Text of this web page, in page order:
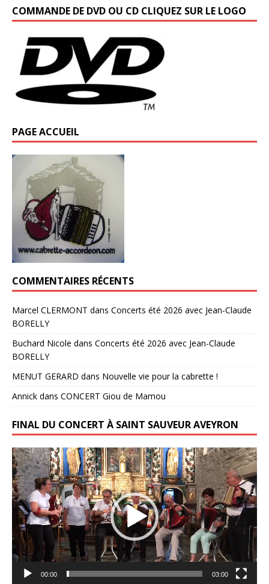
COMMANDE DE DVD OU CD CLIQUEZ SUR LE LOGO
PAGE ACCUEIL
COMMENTAIRES RÉCENTS
Marcel CLERMONT dans Concerts été 2026 avec Jean-Claude
BORELLY
Buchard Nicole dans Concerts été 2026 avec Jean-Claude
BORELLY
MENUT GERARD dans Nouvelle vie pour la cabrette !
Annick dans CONCERT Giou de Mamou
FINAL DU CONCERT À SAINT SAUVEUR AVEYRON
Lecteur
vidéo
00:00 03:00